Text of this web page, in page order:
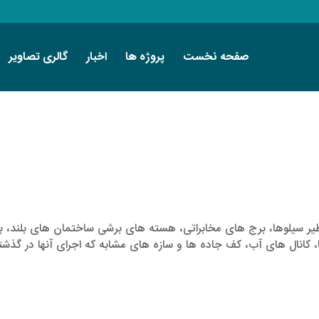
صفحه نخست پروژه ها اخبار گالری تصاویر
سیلوها، برج های مخابراتی، هسته های برشی ساختمان های بلند،
کانال های آب، کف جاده ها و سازه های مشابه که اجرای آنها در